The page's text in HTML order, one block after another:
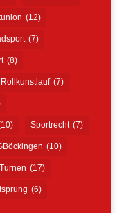
(12)
(7)
(8)
Rollkunstlauf (7)
Sportrecht (7)
(10)
Turnen (17)
(6)